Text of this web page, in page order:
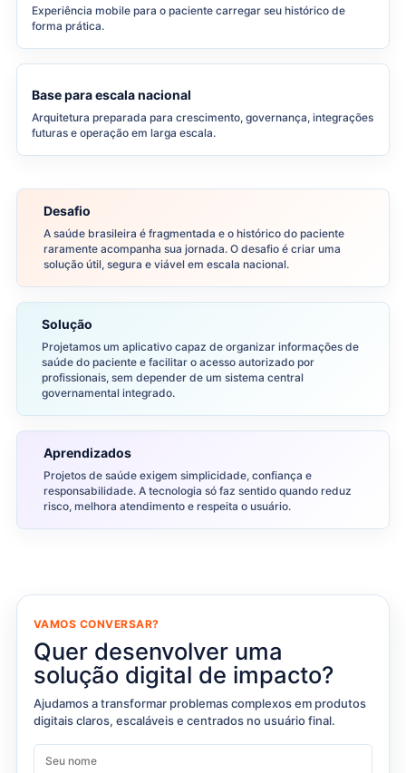
Experiência mobile para o paciente carregar seu histórico de
forma prática.
Base para escala nacional
Arquitetura preparada para crescimento, governança, integrações
futuras e operação em larga escala.
Desafio
A saúde brasileira é fragmentada e o histórico do paciente
raramente acompanha sua jornada. O desafio é criar uma
solução útil, segura e viável em escala nacional.
Solução
Projetamos um aplicativo capaz de organizar informações de
saúde do paciente e facilitar o acesso autorizado por
profissionais, sem depender de um sistema central
governamental integrado.
Aprendizados
Projetos de saúde exigem simplicidade, confiança e
responsabilidade. A tecnologia só faz sentido quando reduz
risco, melhora atendimento e respeita o usuário.
VAMOS CONVERSAR?
Quer desenvolver uma
solução digital de impacto?
Ajudamos a transformar problemas complexos em produtos
digitais claros, escaláveis e centrados no usuário final.